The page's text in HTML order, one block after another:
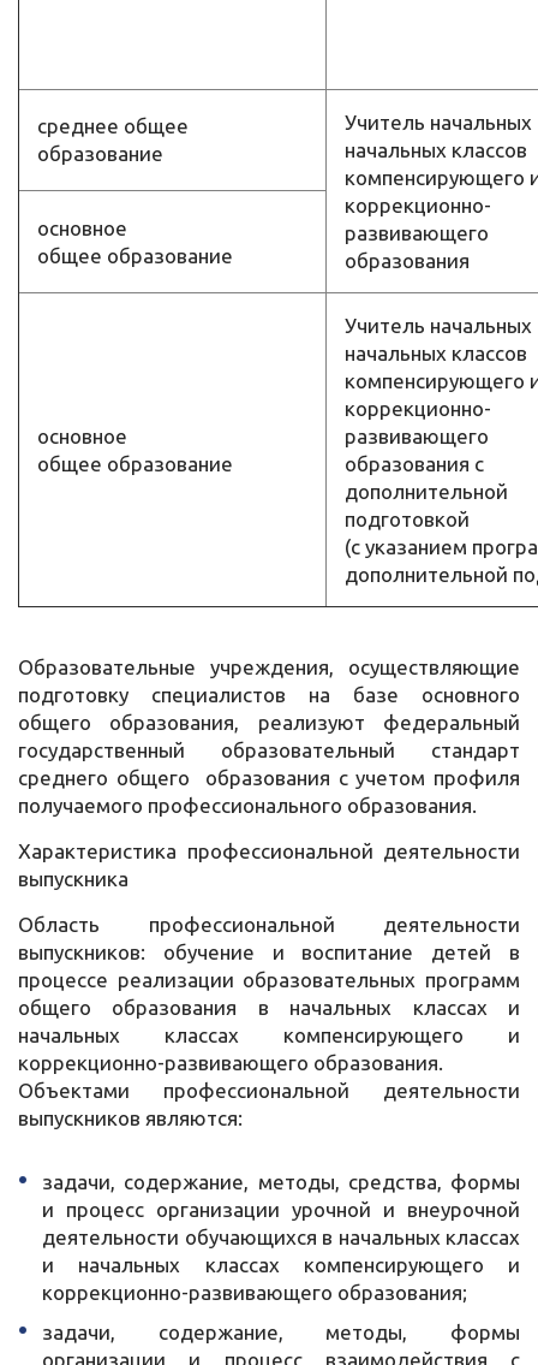
среднее общее
образование
Учитель начальных
начальных классов
компенсирующего
коррекционно-
развивающего
образования
основное
общее образование
основное
общее образование
Учитель начальных
начальных классов
компенсирующего
коррекционно-
развивающего
образования с
дополнительной
подготовкой
(с указанием
дополнительной
Образовательные учреждения, осуществляющие
подготовку специалистов на базе основного
общего образования, реализуют федеральный
государственный образовательный стандарт
среднего общего образования с учетом профиля
получаемого профессионального образования.
Характеристика профессиональной деятельности
выпускника
Область профессиональной деятельности
выпускников: обучение и воспитание детей в
процессе реализации образовательных программ
общего образования в начальных классах и
начальных классах компенсирующего и
коррекционно-развивающего образования.
Объектами профессиональной деятельности
выпускников являются:
задачи, содержание, методы, средства, формы
и процесс организации урочной и внеурочной
деятельности обучающихся в начальных классах
и начальных классах компенсирующего и
коррекционно-развивающего образования;
задачи, содержание, методы, формы
организации и процесс взаимодействия с